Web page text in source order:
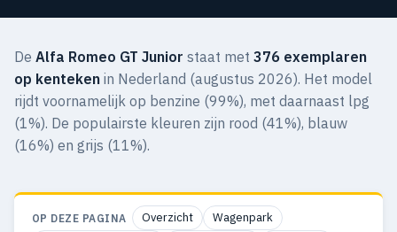
De Alfa Romeo GT Junior staat met 376 exemplaren
op kenteken in Nederland (augustus 2026). Het model
rijdt voornamelijk op benzine (99%), met daarnaast lpg
(1%). De populairste kleuren zijn rood (41%), blauw
(16%) en grijs (11%).
OP DEZE PAGINA Overzicht
Wagenpark